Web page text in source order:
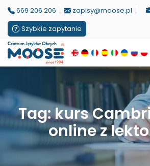
669 206 206 zapisy@moose.pl
Szybkie zapytanie
Tag: kurs
online z